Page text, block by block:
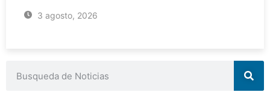
3 agosto, 2026